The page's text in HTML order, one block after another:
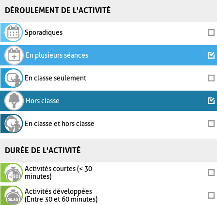
DÉROULEMENT DE L'ACTIVITÉ
Sporadiques
En plusieurs séances
En classe seulement
Hors classe
En classe et hors classe
DURÉE DE L'ACTIVITÉ
Activités courtes (< 30
minutes)
Activités développées
(Entre 30 et 60 minutes)